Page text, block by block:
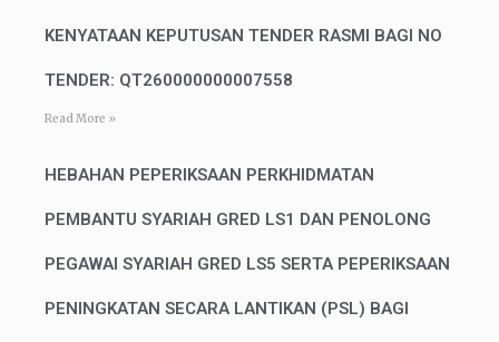
KENYATAAN KEPUTUSAN TENDER RASMI BAGI NO
TENDER: QT260000000007558
Read More »
HEBAHAN PEPERIKSAAN PERKHIDMATAN
PEMBANTU SYARIAH GRED LS1 DAN PENOLONG
PEGAWAI SYARIAH GRED LS5 SERTA PEPERIKSAAN
PENINGKATAN SECARA LANTIKAN (PSL) BAGI